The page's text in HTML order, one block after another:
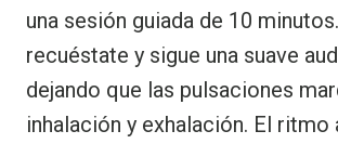
una sesión guiada de 10
recuéstate y sigue una suave
dejando que las pulsaciones
inhalación y exhalación. El ritmo